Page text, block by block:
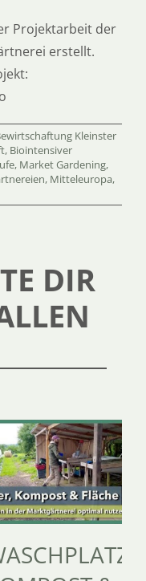
Projektarbeit der
erstellt.
Kleinster
, Biointensiver
, Market Gardening,
, Mitteleuropa,
DIR